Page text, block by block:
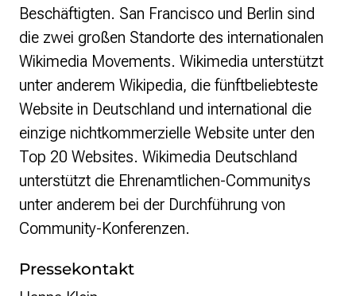
Beschäftigten. San Francisco und Berlin sind
die zwei großen Standorte des internationalen
Wikimedia Movements. Wikimedia unterstützt
unter anderem Wikipedia, die fünftbeliebteste
Website in Deutschland und international die
einzige nichtkommerzielle Website unter den
Top 20 Websites. Wikimedia Deutschland
unterstützt die Ehrenamtlichen-Communitys
unter anderem bei der Durchführung von
Community-Konferenzen.
Pressekontakt